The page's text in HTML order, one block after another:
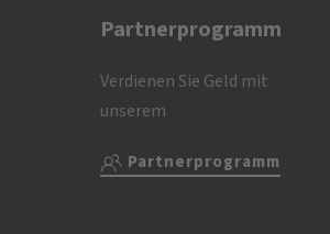
Partnerprogramm
Verdienen Sie Geld mit
unserem
Partnerprogramm